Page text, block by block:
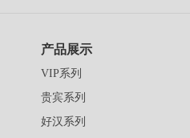
产品展示
VIP系列
贵宾系列
好汉系列